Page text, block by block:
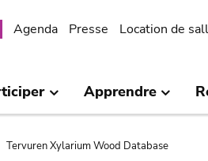
Agenda Presse Location de
Apprendre
Tervuren Xylarium Wood Database